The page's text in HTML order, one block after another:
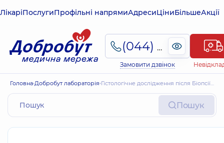
ЛікаріПослугиПрофільні напрямиАдресиЦіниБільшеАкції
(044) 495-2-888
Замовити дзвінок
Головна Добробут лабораторія Гістологічне дослідження після Біопсії слинної залози (з одного боку)
Пошук